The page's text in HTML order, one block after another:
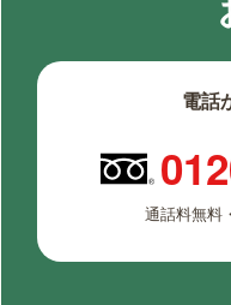
電話
通話料無料